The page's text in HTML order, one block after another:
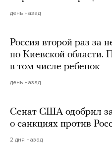
день назад
Россия второй раз за
по Киевской области.
в том числе ребенок
день назад
Сенат США одобрил
о санкциях против
2 дня назад